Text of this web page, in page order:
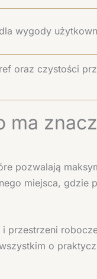
wygody
oraz czystości
ma
pozwalają
miejsca, gdzie
przestrzeni
o